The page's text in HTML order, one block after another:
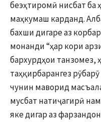
беэҳтиромӣ нисбат ба
маҳкумаш карданд.
бахши дигаре аз
монанди “ҳар кори
бархурдҳои танзомез,
таҳқирбарангез
чунин маворид
мусбат натиҷагирӣ
яке дигар аз